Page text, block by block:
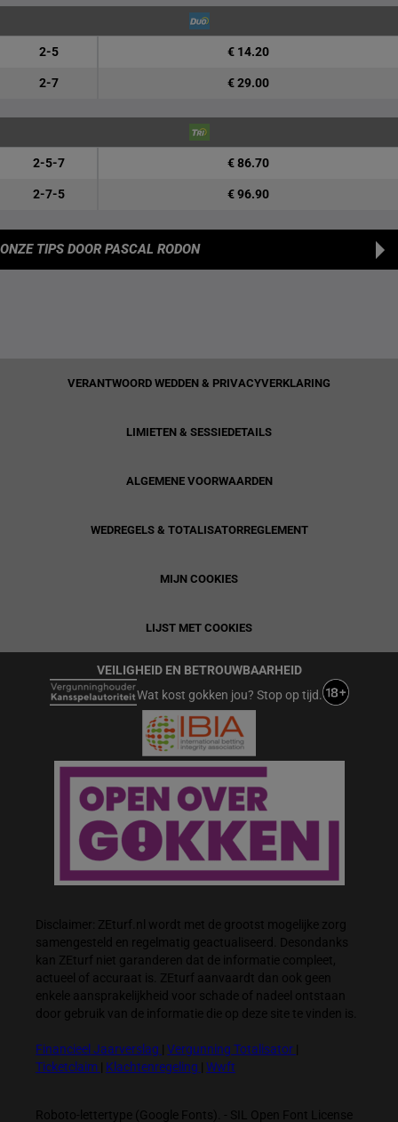
2-5 € 14.20
2-7 € 29.00
2-5-7 € 86.70
2-7-5 € 96.90
ONZE TIPS DOOR PASCAL RODON
VERANTWOORD WEDDEN & PRIVACYVERKLARING
LIMIETEN & SESSIEDETAILS
ALGEMENE VOORWAARDEN
WEDREGELS & TOTALISATORREGLEMENT
MIJN COOKIES
LIJST MET COOKIES
VEILIGHEID EN BETROUWBAARHEID
Wat kost gokken jou? Stop op tijd.
Disclaimer: ZEturf.nl wordt met de grootst mogelijke zorg
samengesteld en regelmatig geactualiseerd. Desondanks
kan ZEturf niet garanderen dat de informatie compleet,
actueel of accuraat is. ZEturf aanvaardt dan ook geen
enkele aansprakelijkheid voor schade of nadeel ontstaan
door gebruik van de informatie die op deze site te vinden is.
Financieel Jaarverslag Vergunning Totalisator
Ticketclaim
Klachtenregeling Wwft
Roboto-lettertype (Google Fonts). - SIL Open Font License